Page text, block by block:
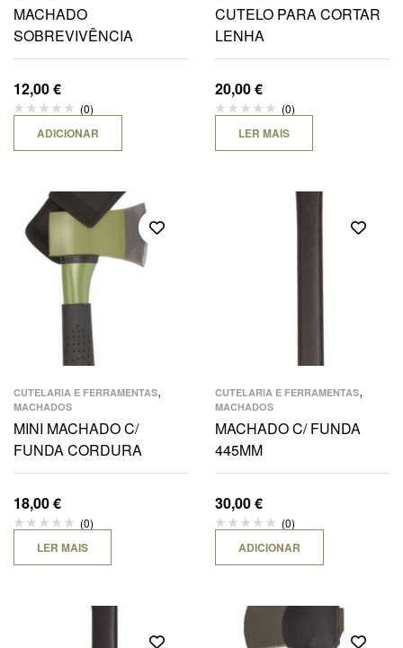
MACHADO
SOBREVIVÊNCIA
12,00€
(0)
ADICIONAR
CUTELO PARA CORTAR
LENHA
20,00€
(0)
LER MAIS
CUTELARIA E FERRAMENTAS,
MACHADOS
MINI MACHADO C/
FUNDA CORDURA
18,00€
(0)
LER MAIS
CUTELARIA E FERRAMENTAS,
MACHADOS
MACHADO C/ FUNDA
445MM
30,00€
(0)
ADICIONAR